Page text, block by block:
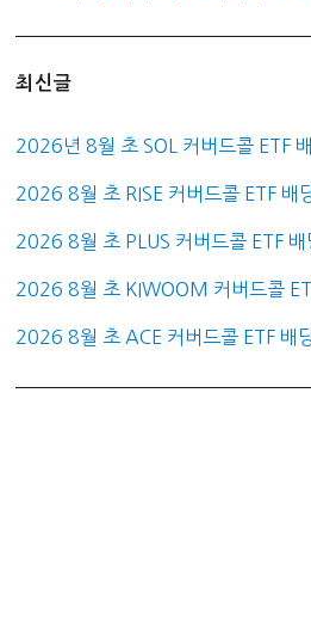
최신글
2026년 8월 초 SOL 커버드콜 ETF
2026 8월 초 RISE 커버드콜 ETF 배
2026 8월 초 PLUS 커버드콜 ETF 배
2026 8월 초 KIWOOM 커버드콜
2026 8월 초 ACE 커버드콜 ETF 배